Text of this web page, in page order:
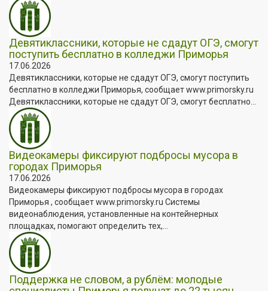
Девятиклассники, которые не сдадут ОГЭ, смогут
поступить бесплатно в колледжи Приморья
17.06.2026
Девятиклассники, которые не сдадут ОГЭ, смогут поступить
бесплатно в колледжи Приморья, сообщает www.primorsky.ru
Девятиклассники, которые не сдадут ОГЭ, смогут бесплатно...
Видеокамеры фиксируют подбросы мусора в
городах Приморья
17.06.2026
Видеокамеры фиксируют подбросы мусора в городах
Приморья , сообщает www.primorsky.ru Системы
видеонаблюдения, установленные на контейнерных
площадках, помогают определить тех,...
Поддержка не словом, а рублём: молодые